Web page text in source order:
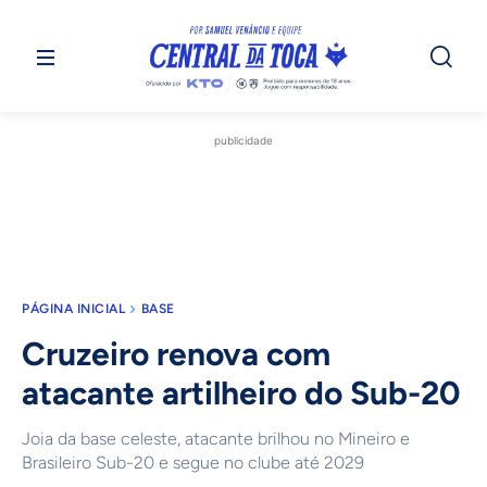
publicidade
PÁGINA INICIAL BASE
Cruzeiro renova com
atacante artilheiro do Sub-20
Joia da base celeste, atacante brilhou no Mineiro e
Brasileiro Sub-20 e segue no clube até 2029